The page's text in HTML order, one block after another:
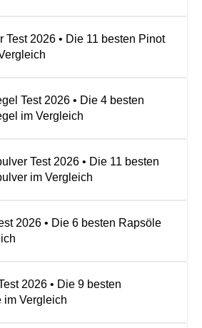
Test 2026 • Die 11 besten Pinot
Test 2026 • Die 4 besten
im Vergleich
Test 2026 • Die 11 besten
im Vergleich
2026 • Die 6 besten Rapsöle
2026 • Die 9 besten
im Vergleich